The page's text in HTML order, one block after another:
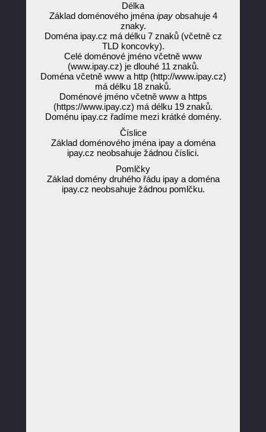
Délka
Základ doménového jména ipayobsahuje 4
znaky.
Doména ipay.cz má délku 7 znaků (včetně cz
TLD koncovky).
Celé doménové jméno včetně www
(www.ipay.cz) je dlouhé 11 znaků.
Doména včetně www a http (http://www.ipay.cz)
má délku 18 znaků.
Doménové jméno včetně www a https
(https://www.ipay.cz) má délku 19 znaků.
Doménu ipay.cz řadíme mezi krátké domény.
Číslice
Základ doménového jména ipay a doména
ipay.cz neobsahuje žádnou číslici.
Pomlčky
Základ domény druhého řádu ipay a doména
ipay.cz neobsahuje žádnou pomlčku.